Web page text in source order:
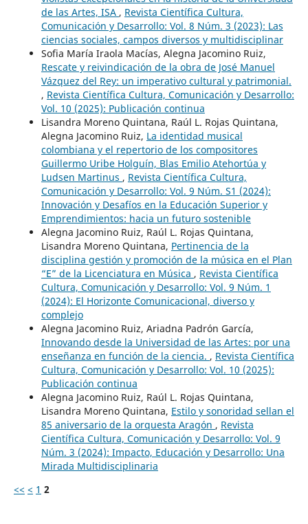
de las Artes, ISA , Revista Científica Cultura,
Comunicación y Desarrollo: Vol. 8 Núm. 3 (2023): Las
ciencias sociales, campos diversos y multidisciplinar
Sofia María Iraola Macías, Alegna Jacomino Ruiz,
Rescate y reivindicación de la obra de José Manuel
Vázquez del Rey: un imperativo cultural y patrimonial.
, Revista Científica Cultura, Comunicación y Desarrollo:
Vol. 10 (2025): Publicación continua
Lisandra Moreno Quintana, Raúl L. Rojas Quintana,
Alegna Jacomino Ruiz, La identidad musical
colombiana y el repertorio de los compositores
Guillermo Uribe Holguín, Blas Emilio Atehortúa y
Ludsen Martinus , Revista Científica Cultura,
Comunicación y Desarrollo: Vol. 9 Núm. S1 (2024):
Innovación y Desafíos en la Educación Superior y
Emprendimientos: hacia un futuro sostenible
Alegna Jacomino Ruiz, Raúl L. Rojas Quintana,
Lisandra Moreno Quintana, Pertinencia de la
disciplina gestión y promoción de la música en el Plan
“E” de la Licenciatura en Música , Revista Científica
Cultura, Comunicación y Desarrollo: Vol. 9 Núm. 1
(2024): El Horizonte Comunicacional, diverso y
complejo
Alegna Jacomino Ruiz, Ariadna Padrón García,
Innovando desde la Universidad de las Artes: por una
enseñanza en función de la ciencia. , Revista Científica
Cultura, Comunicación y Desarrollo: Vol. 10 (2025):
Publicación continua
Alegna Jacomino Ruiz, Raúl L. Rojas Quintana,
Lisandra Moreno Quintana, Estilo y sonoridad sellan el
85 aniversario de la orquesta Aragón , Revista
Científica Cultura, Comunicación y Desarrollo: Vol. 9
Núm. 3 (2024): Impacto, Educación y Desarrollo: Una
Mirada Multidisciplinaria
<< < 1 2